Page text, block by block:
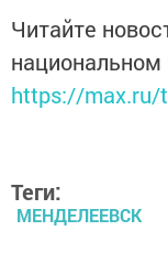
Читайте
https://max.ru/
Теги:
МЕНДЕЛЕЕВСК